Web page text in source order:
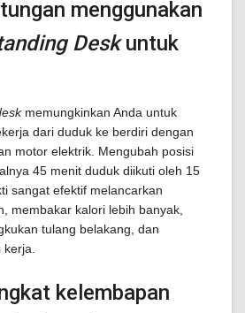
menggunakan
Deskuntuk
memungkinkan Anda untuk
dari duduk ke berdiri dengan
motor elektrik. Mengubah posisi
45 menit duduk diikuti oleh 15
sangat efektif melancarkan
membakar kalori lebih banyak,
tulang belakang, dan
kelembapan